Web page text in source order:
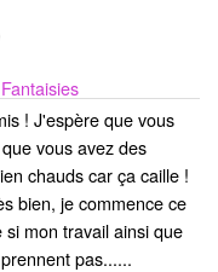
! J'espère que vous
vous avez des
chauds car ça caille !
bien, je commence ce
mon travail ainsi que
pas......